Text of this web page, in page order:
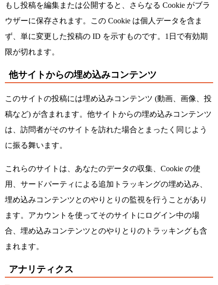
もし投稿を編集または公開すると、さらなる Cookie がブラ
ウザーに保存されます。この Cookie は個人データを含ま
ず、単に変更した投稿の ID を示すものです。1日で有効期
限が切れます。
他サイトからの埋め込みコンテンツ
このサイトの投稿には埋め込みコンテンツ (動画、画像、投
稿など) が含まれます。他サイトからの埋め込みコンテンツ
は、訪問者がそのサイトを訪れた場合とまったく同じよう
に振る舞います。
これらのサイトは、あなたのデータの収集、Cookie の使
用、サードパーティによる追加トラッキングの埋め込み、
埋め込みコンテンツとのやりとりの監視を行うことがあり
ます。アカウントを使ってそのサイトにログイン中の場
合、埋め込みコンテンツとのやりとりのトラッキングも含
まれます。
アナリティクス